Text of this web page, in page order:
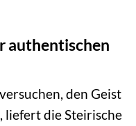
authentischen
den Geist
liefert die Steirische